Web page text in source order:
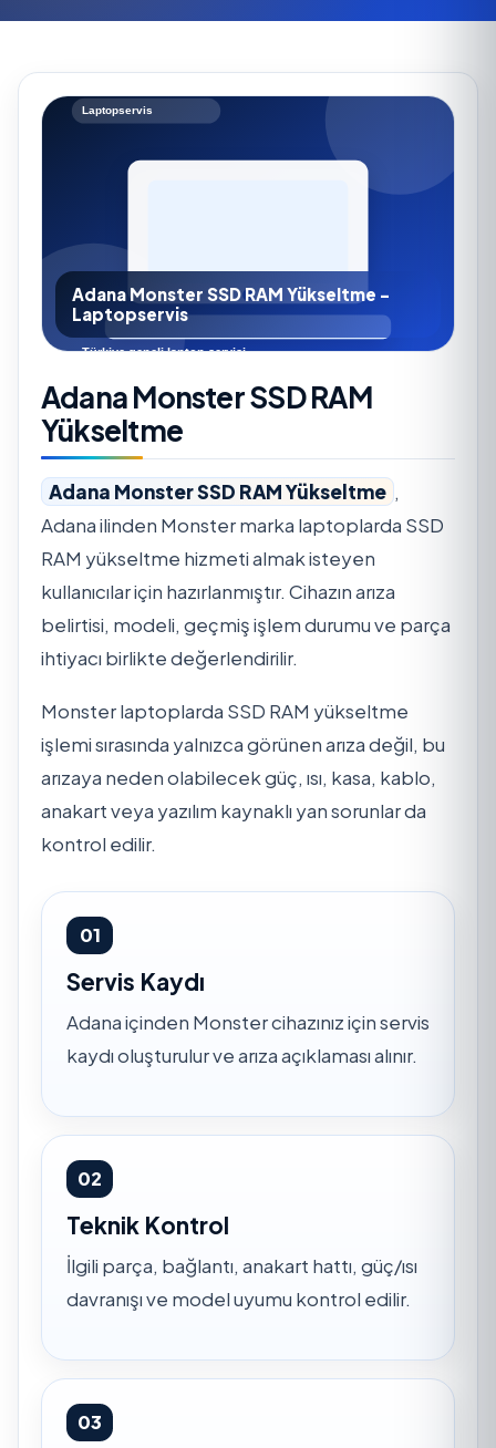
Adana Monster SSD RAM Yükseltme -
Laptopservis
Adana Monster SSD RAM
Yükseltme
Adana Monster SSD RAM Yükseltme ,
Adana ilinden Monster marka laptoplarda SSD
RAM yükseltme hizmeti almak isteyen
kullanıcılar için hazırlanmıştır. Cihazın arıza
belirtisi, modeli, geçmiş işlem durumu ve parça
ihtiyacı birlikte değerlendirilir.
Monster laptoplarda SSD RAM yükseltme
işlemi sırasında yalnızca görünen arıza değil, bu
arızaya neden olabilecek güç, ısı, kasa, kablo,
anakart veya yazılım kaynaklı yan sorunlar da
kontrol edilir.
01
Servis Kaydı
Adana içinden Monster cihazınız için servis
kaydı oluşturulur ve arıza açıklaması alınır.
02
Teknik Kontrol
İlgili parça, bağlantı, anakart hattı, güç/ısı
davranışı ve model uyumu kontrol edilir.
03